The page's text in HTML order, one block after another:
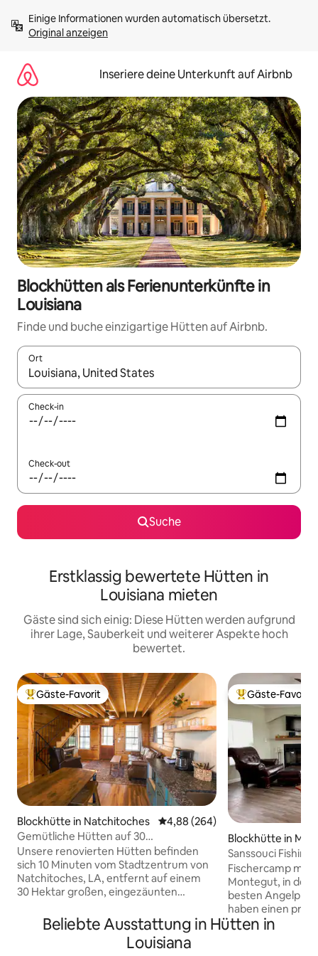
Inhalten
springenOriginal anzeigen
Inseriere deine Unterkunft auf Airbnb
Blockhütten als Ferienunterkünfte in
Louisiana
Finde und buche einzigartige Hütten auf Airbnb.
Ort
Wenn Ergebnisse verfügbar sind, navigiere mit den
Check-in
Check-out
Suche
Erstklassig bewertete Hütten in
Louisiana mieten
Gäste sind sich einig: Diese Hütten werden aufgrund
ihrer Lage, Sauberkeit und weiterer Aspekte hoch
bewertet.
Beliebter Gäste-Favorit.
Gäste-Favorit
Blockhütte in Natchitoches Durchschnittliche Bewertung:
4,88 (264)
Gemütliche Hütten auf 30
Hektar...perfekt für Familien.
Unsere renovierten Hütten befinden
sich 10 Minuten vom Stadtzentrum von
Natchitoches, LA, entfernt auf einem
30 Hektar großen, eingezäunten
Obergeschoss der Hütte befindet sich
ein Schlafzimmer mit einem Kingsize-
Bett und ein Loft-Bereich mit einem
Beliebter Gäste-
Gäste-Favorit
Blockhütte in
Sanssouci
Rückzugsort
Fischercamp mit
Montegut, in der
besten
haben einen
Bayou
Beliebte Ausstattung in Hütten in
Louisiana